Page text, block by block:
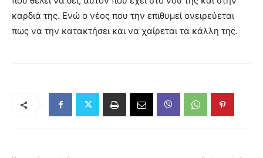
καρδιά της. Ενώ ο νέος που την επιθυμεί ονειρεύεται
πως να την κατακτήσει και να χαίρεται τα κάλλη της.